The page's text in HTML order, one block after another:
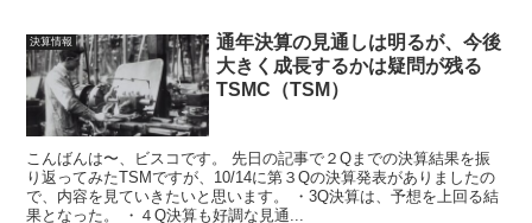
決算情報
通年決算の見通しは明るが、今後
大きく成長するかは疑問が残る
TSMC（TSM）
こんばんは〜、ビスコです。 先日の記事で２Qまでの決算結果を振
り返ってみたTSMですが、10/14に第３Qの決算発表がありましたの
で、内容を見ていきたいと思います。 ・3Q決算は、予想を上回る結
果となった。 ・４Q決算も好調な見通...